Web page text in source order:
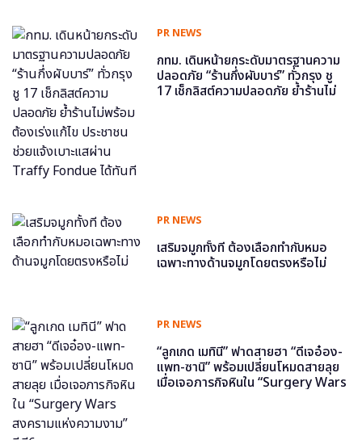
PR NEWS
กทม. เดินหน้ายกระดับมาตรฐานความ
ปลอดภัย “ร้านกึ่งผับบาร์” ทั่วกรุง ชู
17 เช็กลิสต์ความปลอดภัย ย้ำร้านไม่
PR NEWS
เสริมจมูกทั้งที ต้องเลือกทำกับหมอ
เฉพาะทางด้านจมูกโดยตรงหรือไม่
PR NEWS
“ลูกเกด เมทินี” ฟาดสายฮา “ดีเจอ๋อง-
แพท-ซานิ” พร้อมเปลี่ยนโหมดสายลุย
เมื่อเจอภารกิจหินใน “Surgery Wars